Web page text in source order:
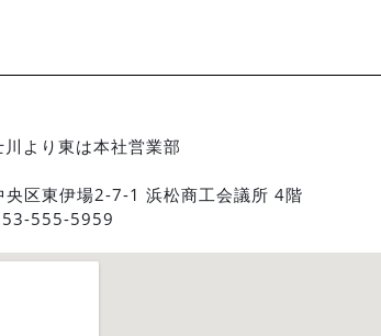
より東は本社営業部
区東伊場2-7-1 浜松商工会議所 4階
555-5959